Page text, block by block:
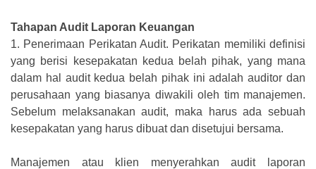
Tahapan Audit Laporan Keuangan
1. Penerimaan Perikatan Audit. Perikatan memiliki definisi
yang berisi kesepakatan kedua belah pihak, yang mana
dalam hal audit kedua belah pihak ini adalah auditor dan
perusahaan yang biasanya diwakili oleh tim manajemen.
Sebelum melaksanakan audit, maka harus ada sebuah
kesepakatan yang harus dibuat dan disetujui bersama.
Manajemen atau klien menyerahkan audit laporan